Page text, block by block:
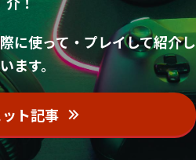
に使って・プレイして紹介し
ます。
ト記事